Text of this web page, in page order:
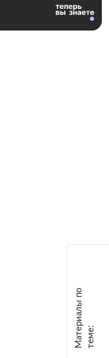
М
а
т е
р
и
а
л
ы
п
о
т
е
м
е :